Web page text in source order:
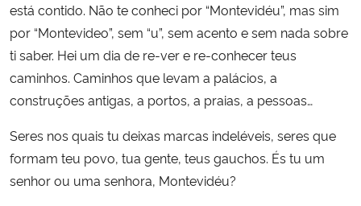
está contido. Não te conheci por “Montevidéu”, mas sim
por “Montevideo”, sem “u”, sem acento e sem nada sobre
ti saber. Hei um dia de re-ver e re-conhecer teus
caminhos. Caminhos que levam a palácios, a
construções antigas, a portos, a praias, a pessoas…
Seres nos quais tu deixas marcas indeléveis, seres que
formam teu povo, tua gente, teus gauchos. És tu um
senhor ou uma senhora, Montevidéu?